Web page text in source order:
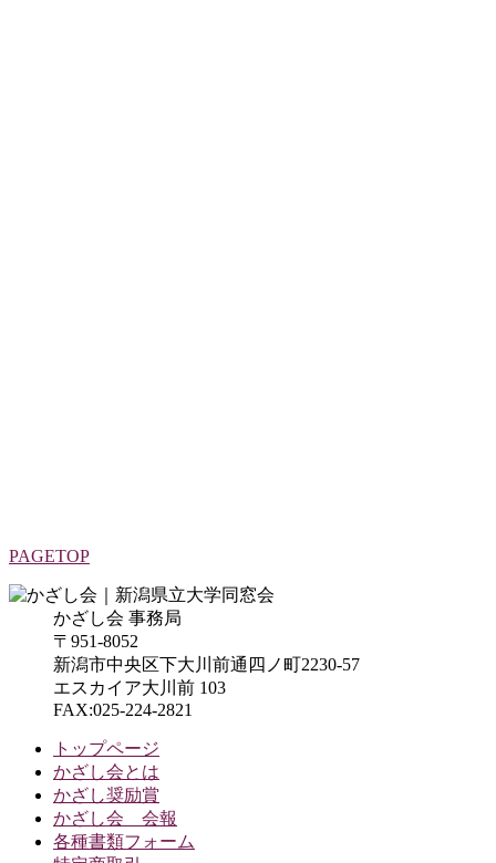
PAGETOP
かざし会 事務局
〒951-8052
新潟市中央区下大川前通四ノ町2230-57
エスカイア大川前 103
FAX:025-224-2821
トップページ
かざし会とは
かざし奨励賞
かざし会 会報
各種書類フォーム